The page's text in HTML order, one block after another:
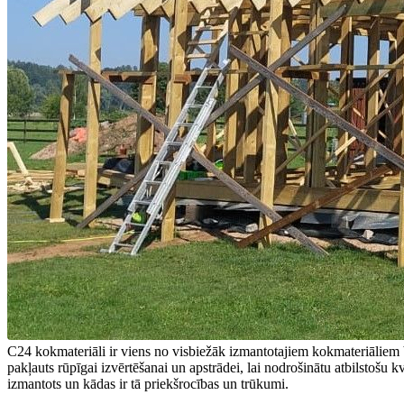
C24 kokmateriāli ir viens no visbiežāk izmantotajiem
pakļauts rūpīgai izvērtēšanai un apstrādei, lai nodrošinātu atbilstošu
izmantots un kādas ir tā priekšrocības un trūkumi.